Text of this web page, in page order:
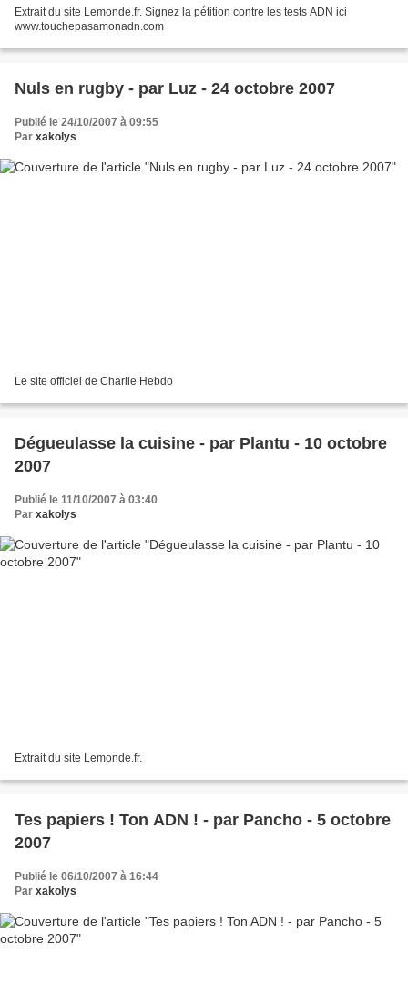
Extrait du site Lemonde.fr. Signez la pétition contre les tests ADN ici
www.touchepasamonadn.com
Nuls en rugby - par Luz - 24 octobre 2007
Publié le 24/10/2007 à 09:55
Par xakolys
Le site officiel de Charlie Hebdo
Dégueulasse la cuisine - par Plantu - 10 octobre
2007
Publié le 11/10/2007 à 03:40
Par xakolys
Extrait du site Lemonde.fr.
Tes papiers ! Ton ADN ! - par Pancho - 5 octobre
2007
Publié le 06/10/2007 à 16:44
Par xakolys